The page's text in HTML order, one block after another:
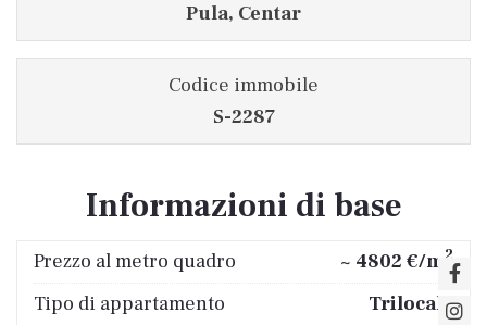
Pula, Centar
Codice immobile
S-2287
Informazioni di base
Prezzo al metro quadro ~ 4802 €/m 2
Tipo di appartamento
Trilocale